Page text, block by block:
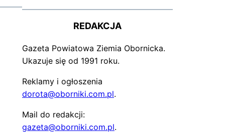
REDAKCJA
Gazeta Powiatowa Ziemia Obornicka.
Ukazuje się od 1991 roku.
Reklamy i ogłoszenia
dorota@oborniki.com.pl.
Mail do redakcji:
gazeta@oborniki.com.pl.